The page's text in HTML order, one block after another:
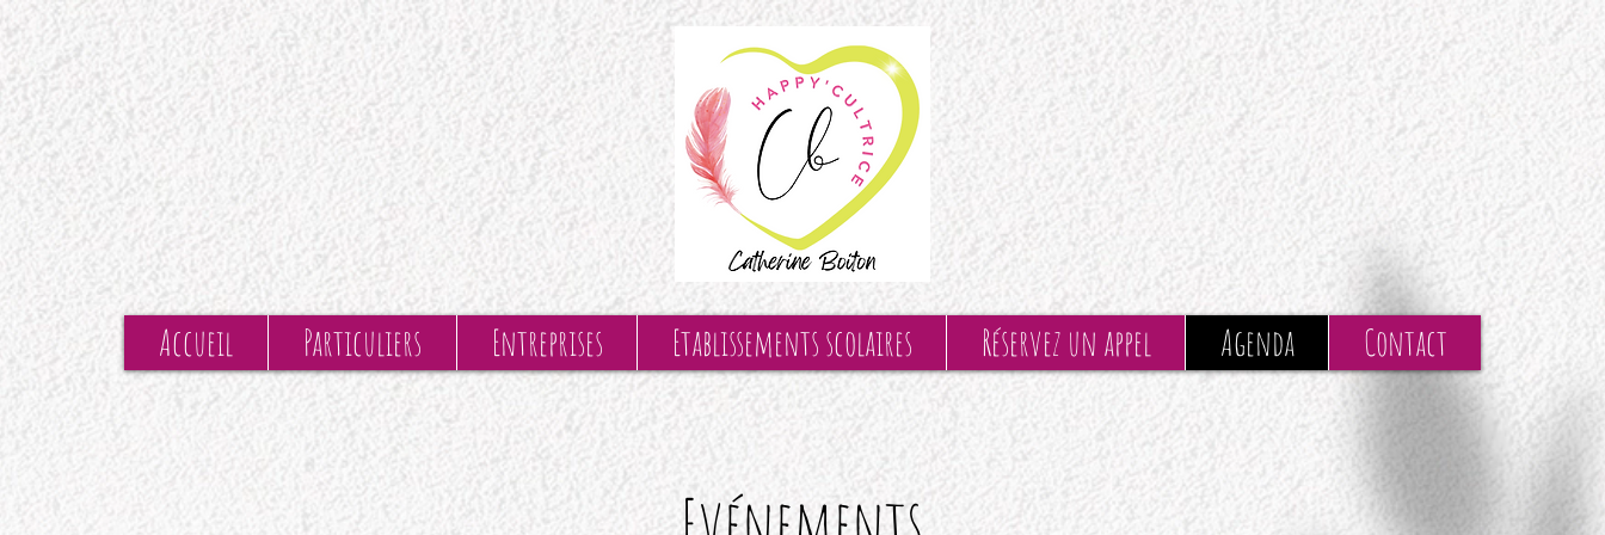
Accueil Particuliers Entreprises Etablissements scolaires Réservez un appel Agenda Contact